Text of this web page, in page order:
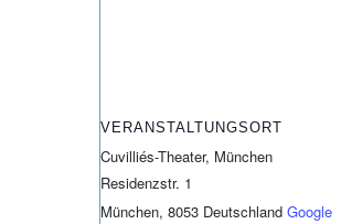
VERANSTALTUNGSORT
Cuvilliés-Theater, München
Residenzstr. 1
München, 8053 Deutschland Google